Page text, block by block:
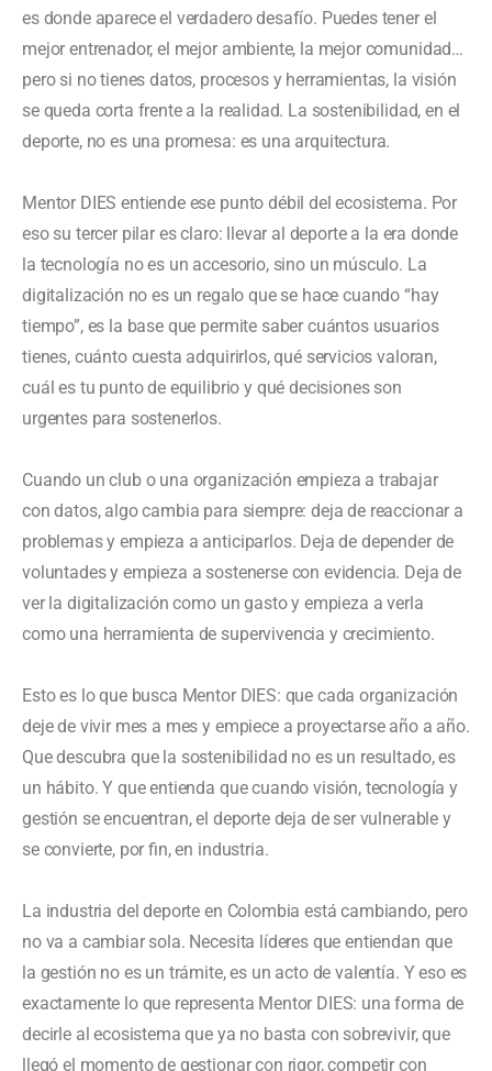
es donde aparece el verdadero desafío. Puedes tener el
mejor entrenador, el mejor ambiente, la mejor comunidad…
pero si no tienes datos, procesos y herramientas, la visión
se queda corta frente a la realidad. La sostenibilidad, en el
deporte, no es una promesa: es una arquitectura.
Mentor DIES entiende ese punto débil del ecosistema. Por
eso su tercer pilar es claro: llevar al deporte a la era donde
la tecnología no es un accesorio, sino un músculo. La
digitalización no es un regalo que se hace cuando “hay
tiempo”, es la base que permite saber cuántos usuarios
tienes, cuánto cuesta adquirirlos, qué servicios valoran,
cuál es tu punto de equilibrio y qué decisiones son
urgentes para sostenerlos.
Cuando un club o una organización empieza a trabajar
con datos, algo cambia para siempre: deja de reaccionar a
problemas y empieza a anticiparlos. Deja de depender de
voluntades y empieza a sostenerse con evidencia. Deja de
ver la digitalización como un gasto y empieza a verla
como una herramienta de supervivencia y crecimiento.
Esto es lo que busca Mentor DIES: que cada organización
deje de vivir mes a mes y empiece a proyectarse año a año.
Que descubra que la sostenibilidad no es un resultado, es
un hábito. Y que entienda que cuando visión, tecnología y
gestión se encuentran, el deporte deja de ser vulnerable y
se convierte, por fin, en industria.
La industria del deporte en Colombia está cambiando, pero
no va a cambiar sola. Necesita líderes que entiendan que
la gestión no es un trámite, es un acto de valentía. Y eso es
exactamente lo que representa Mentor DIES: una forma de
decirle al ecosistema que ya no basta con sobrevivir, que
llegó el momento de gestionar con rigor, competir con